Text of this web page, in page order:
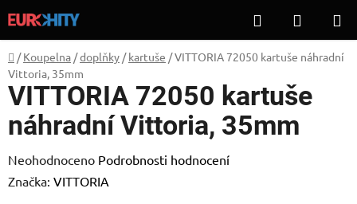
na
obsah
Hledat
KOŠÍK
Domů
/ Koupelna /doplňky / kartuše /VITTORIA 72050 kartuše náhradní
Vittoria, 35mm
VITTORIA 72050 kartuše
náhradní Vittoria, 35mm
Průměrné
hodnocení
Neohodnoceno Podrobnosti hodnocení
Značka: VITTORIA